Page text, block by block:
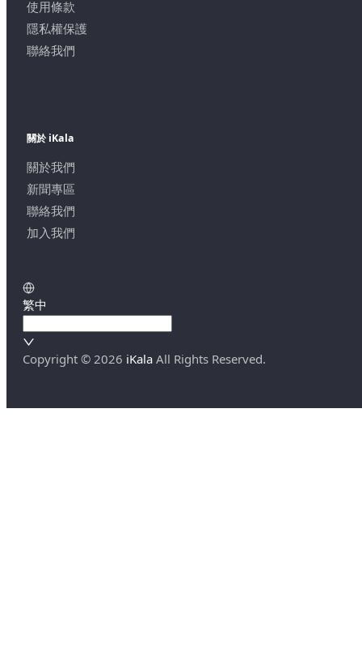
使用條款
隱私權保護
聯絡我們
關於 iKala
關於我們
新聞專區
聯絡我們
加入我們
繁中
Copyright © 2026 iKala All Rights Reserved.